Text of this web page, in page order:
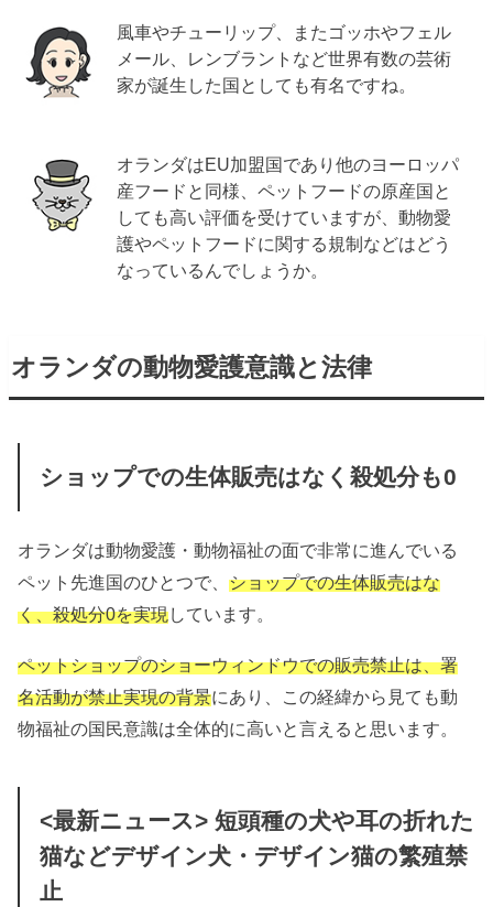
風車やチューリップ、またゴッホやフェル
メール、レンブラントなど世界有数の芸術
家が誕生した国としても有名ですね。
オランダはEU加盟国であり他のヨーロッパ
産フードと同様、ペットフードの原産国と
しても高い評価を受けていますが、動物愛
護やペットフードに関する規制などはどう
なっているんでしょうか。
オランダの動物愛護意識と法律
ショップでの生体販売はなく殺処分も0
オランダは動物愛護・動物福祉の面で非常に進んでいる
ペット先進国のひとつで、ショップでの生体販売はな
く、殺処分0を実現しています。
ペットショップのショーウィンドウでの販売禁止は、署
名活動が禁止実現の背景にあり、この経緯から見ても動
物福祉の国民意識は全体的に高いと言えると思います。
<最新ニュース> 短頭種の犬や耳の折れた
猫などデザイン犬・デザイン猫の繁殖禁
止